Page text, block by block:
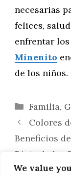
We value
necesarias
felices,
enfrentar
Minenito
de los niños.
Familia,
Colores
Beneficios
Dieta de los